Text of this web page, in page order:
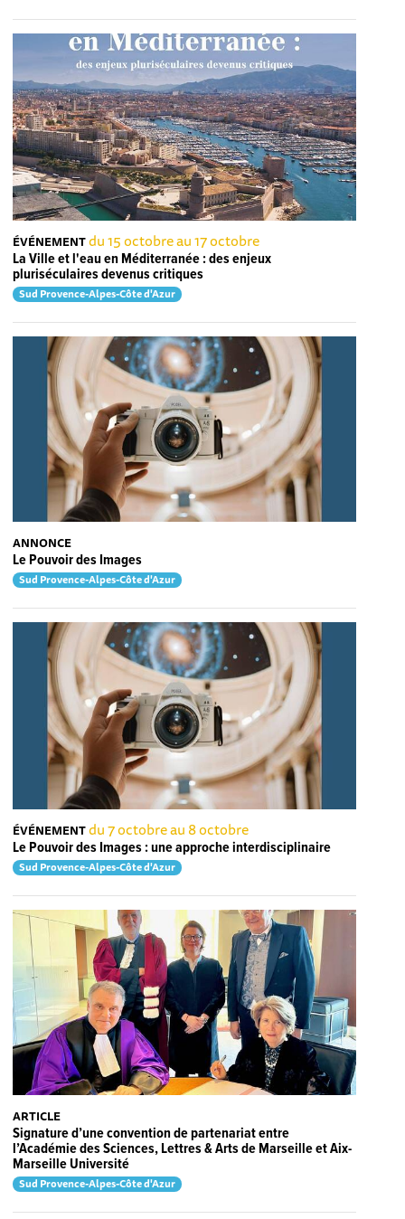
ÉVÉNEMENTdu 15 octobre au 17 octobre
La Ville et l'eau en Méditerranée : des enjeux
pluriséculaires devenus critiques
Sud Provence-Alpes-Côte d'Azur
ANNONCE
Le Pouvoir des Images
Sud Provence-Alpes-Côte d'Azur
ÉVÉNEMENTdu 7 octobre au 8 octobre
Le Pouvoir des Images : une approche interdisciplinaire
Sud Provence-Alpes-Côte d'Azur
ARTICLE
Signature d’une convention de partenariat entre
l’Académie des Sciences, Lettres & Arts de Marseille et Aix-
Marseille Université
Sud Provence-Alpes-Côte d'Azur